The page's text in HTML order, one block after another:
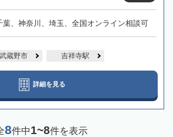
葉、神奈川、埼玉、全国オンライン相談可
武蔵野市 吉祥寺駅
詳細を見る
8件中1~8件を表示